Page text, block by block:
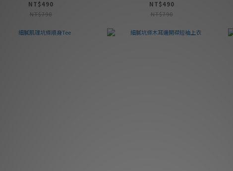
NT$490
NT$790
NT$490
NT$790